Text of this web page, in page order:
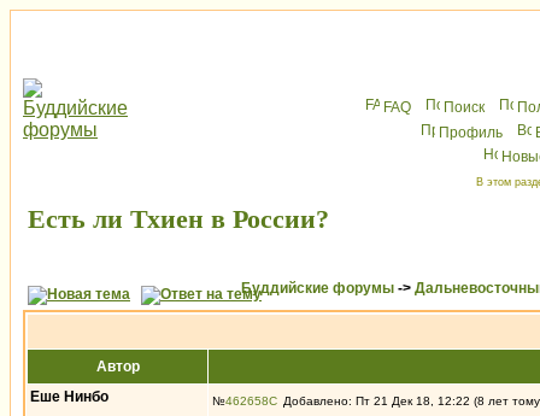
FAQ Поиск
Профиль
В этом
Есть ли Тхиен в России?
Буддийские форумы ->
Автор
Еше Нинбо
№462658 Добавлено: Пт 21 Дек 18, 12:22 (8 лет